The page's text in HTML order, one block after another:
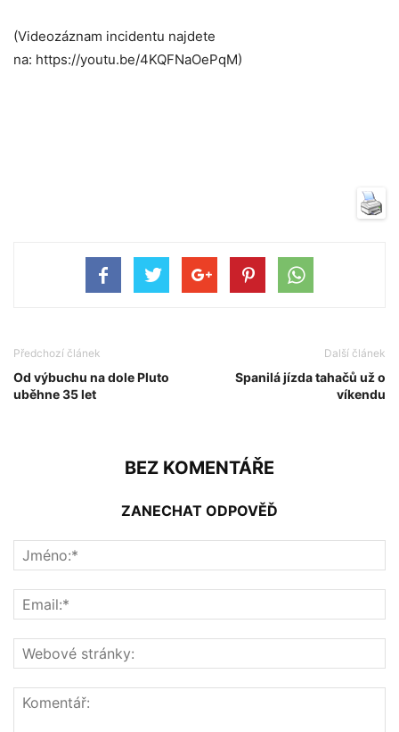
(Videozáznam incidentu najdete
na: https://youtu.be/4KQFNaOePqM)
Předchozí článek
Od výbuchu na dole Pluto
uběhne 35 let
Další článek
Spanilá jízda tahačů už o
víkendu
BEZ KOMENTÁŘE
ZANECHAT ODPOVĚĎ